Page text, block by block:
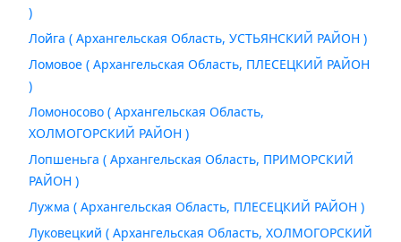
)
Лойга ( Архангельская Область, УСТЬЯНСКИЙ РАЙОН )
Ломовое ( Архангельская Область, ПЛЕСЕЦКИЙ РАЙОН
)
Ломоносово ( Архангельская Область,
ХОЛМОГОРСКИЙ РАЙОН )
Лопшеньга ( Архангельская Область, ПРИМОРСКИЙ
РАЙОН )
Лужма ( Архангельская Область, ПЛЕСЕЦКИЙ РАЙОН )
Луковецкий ( Архангельская Область, ХОЛМОГОРСКИЙ